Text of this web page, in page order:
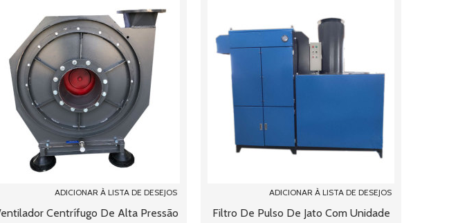
ADICIONAR À LISTA DE DESEJOS
Centrífugo De Alta Pressão
ADICIONAR À LISTA DE DESEJOS
Filtro De Pulso De Jato Com Unidade